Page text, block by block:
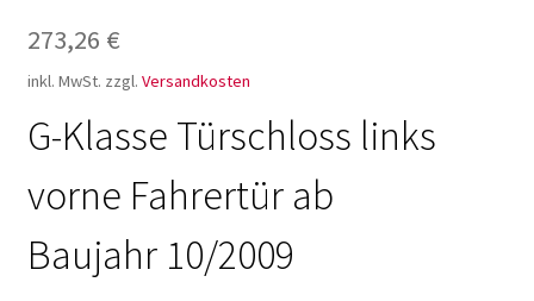
273,26 €
inkl. MwSt. zzgl. Versandkosten
G-Klasse Türschloss links
vorne Fahrertür ab
Baujahr 10/2009